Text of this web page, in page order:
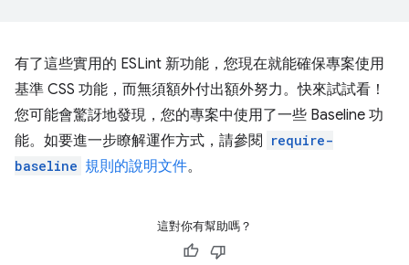
有了這些實用的 ESLint 新功能，您現在就能確保專案使用
基準 CSS 功能，而無須額外付出額外努力。快來試試看！
您可能會驚訝地發現，您的專案中使用了一些 Baseline 功
能。如要進一步瞭解運作方式，請參閱
require-
baseline 規則的說明文件。
這對你有幫助嗎？